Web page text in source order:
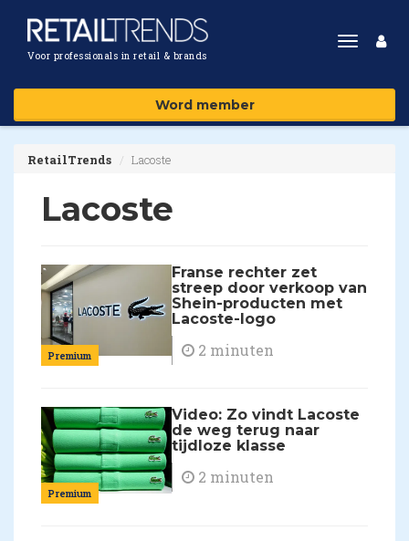
Voor professionals in retail & brands
Toggle
Word member
RetailTrends Lacoste
Lacoste
Premium
Franse rechter zet
streep door verkoop van
Shein-producten met
Lacoste-logo
2 minuten
Premium
Video: Zo vindt Lacoste
de weg terug naar
tijdloze klasse
2 minuten